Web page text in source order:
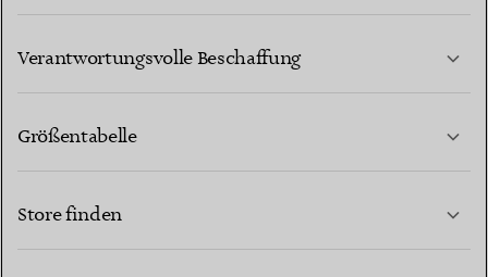
Verantwortungsvolle Beschaffung
Größentabelle
Store finden